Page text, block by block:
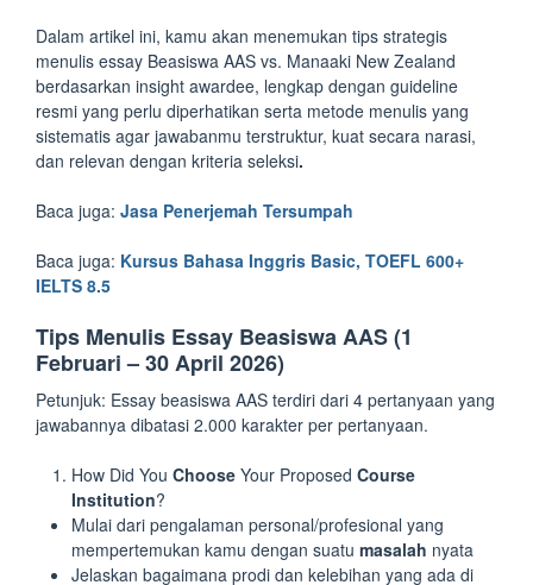
Dalam artikel ini, kamu akan menemukan tips strategis
menulis essay Beasiswa AAS vs. Manaaki New Zealand
berdasarkan insight awardee, lengkap dengan guideline
resmi yang perlu diperhatikan serta metode menulis yang
sistematis agar jawabanmu terstruktur, kuat secara narasi,
dan relevan dengan kriteria seleksi.
Baca juga: Jasa Penerjemah Tersumpah
Baca juga: Kursus Bahasa Inggris Basic, TOEFL 600+
IELTS 8.5
Tips Menulis Essay Beasiswa AAS (1
Februari – 30 April 2026)
Petunjuk: Essay beasiswa AAS terdiri dari 4 pertanyaan yang
jawabannya dibatasi 2.000 karakter per pertanyaan.
How Did You Choose Your Proposed Course
Institution?
Mulai dari pengalaman personal/profesional yang
mempertemukan kamu dengan suatu masalah nyata
Jelaskan bagaimana prodi dan kelebihan yang ada di